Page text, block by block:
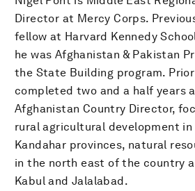
Director at Mercy Corps.
fellow at Harvard Kennedy
he was Afghanistan & Pakistan
the State Building program.
completed two and a half years
Afghanistan Country Director,
rural agricultural development in
Kandahar provinces, natural
in the north east of the country
Kabul and Jalalabad.